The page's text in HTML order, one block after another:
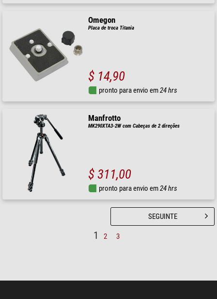
Omegon
Placa de troca Titania
$ 14,90
pronto para envio em24 hrs
Manfrotto
MK290XTA3-2W com Cabeças de 2 direções
$ 311,00
pronto para envio em24 hrs
1 2 3
SEGUINTE